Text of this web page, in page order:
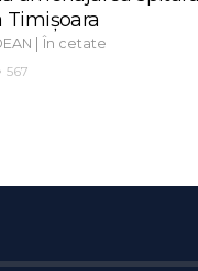
| În cetate
567